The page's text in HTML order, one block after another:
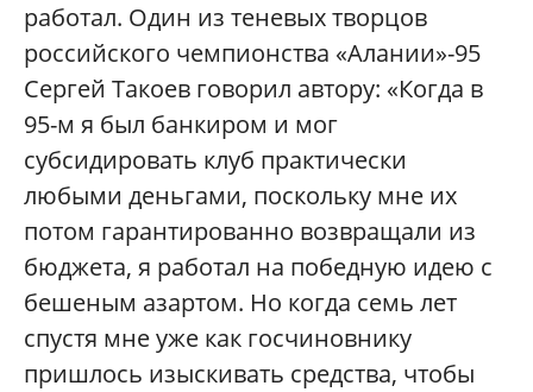
работал. Один из теневых творцов
российского чемпионства «Алании»-95
Сергей Такоев говорил автору: «Когда в
95-м я был банкиром и мог
субсидировать клуб практически
любыми деньгами, поскольку мне их
потом гарантированно возвращали из
бюджета, я работал на победную идею с
бешеным азартом. Но когда семь лет
спустя мне уже как госчиновнику
пришлось изыскивать средства, чтобы